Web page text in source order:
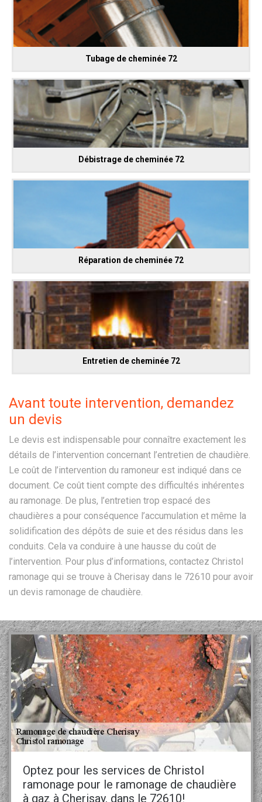
Tubage de cheminée 72
Débistrage de cheminée 72
Réparation de cheminée 72
Entretien de cheminée 72
Avant toute intervention, demandez
un devis
Le devis est indispensable pour connaître exactement les
détails de l’intervention concernant l’entretien de chaudière.
Le coût de l’intervention du ramoneur est indiqué dans ce
document. Ce coût tient compte des difficultés inhérentes
au ramonage. De plus, l’entretien trop espacé des
chaudières a pour conséquence l’accumulation et même la
solidification des dépôts de suie et des résidus dans les
conduits. Cela va conduire à une hausse du coût de
l’intervention. Pour plus d’informations, contactez Christol
ramonage qui se trouve à Cherisay dans le 72610 pour avoir
un devis ramonage de chaudière.
Optez pour les services de Christol
ramonage pour le ramonage de chaudière
à gaz à Cherisay, dans le 72610!